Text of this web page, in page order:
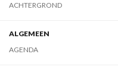
ACHTERGROND
ALGEMEEN
AGENDA